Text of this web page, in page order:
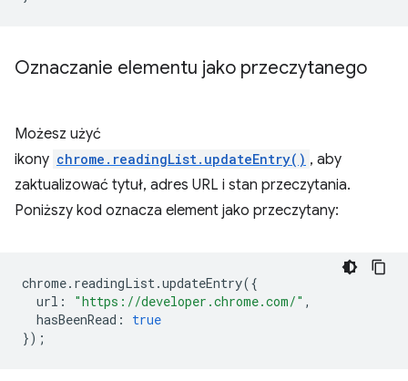
Oznaczanie elementu jako przeczytanego
Możesz użyć
ikony chrome.readingList.updateEntry() , aby
zaktualizować tytuł, adres URL i stan przeczytania.
Poniższy kod oznacza element jako przeczytany:
chrome. readingList .updateEntry({
url : "https://developer.chrome.com/" ,
hasBeenRead :
true
});